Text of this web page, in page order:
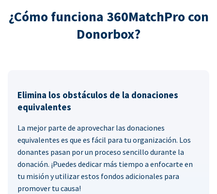
¿Cómo funciona 360MatchPro con
Donorbox?
Elimina los obstáculos de la donaciones
equivalentes
La mejor parte de aprovechar las donaciones
equivalentes es que es fácil para tu organización. Los
donantes pasan por un proceso sencillo durante la
donación. ¡Puedes dedicar más tiempo a enfocarte en
tu misión y utilizar estos fondos adicionales para
promover tu causa!